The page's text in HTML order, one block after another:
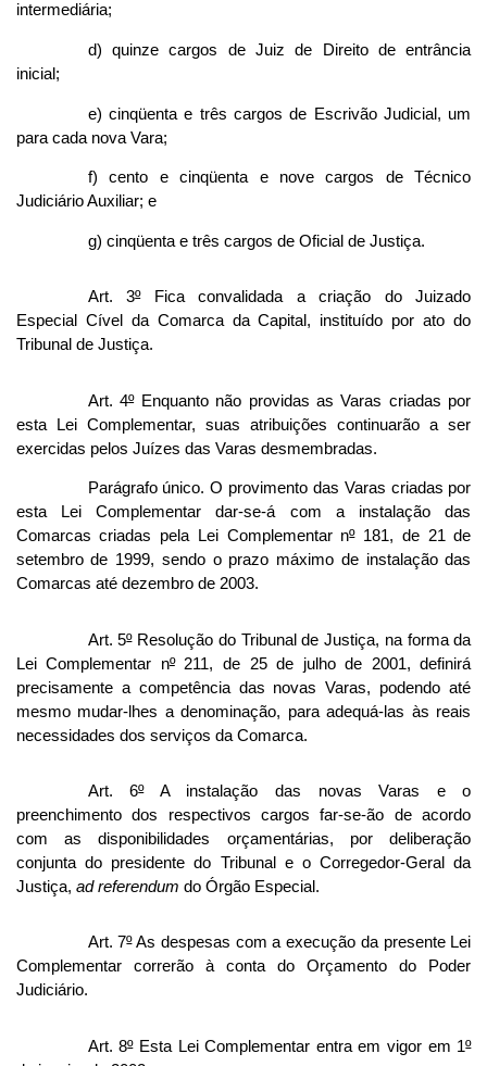
intermediária;
d) quinze cargos de Juiz de Direito de entrância
inicial;
e) cinqüenta e três cargos de Escrivão Judicial, um
para cada nova Vara;
f) cento e cinqüenta e nove cargos de Técnico
Judiciário Auxiliar; e
g) cinqüenta e três cargos de Oficial de Justiça.
Art. 3ºFica convalidada a criação do Juizado
Especial Cível da Comarca da Capital, instituído por ato do
Tribunal de Justiça.
Art. 4ºEnquanto não providas as Varas criadas por
esta Lei Complementar, suas atribuições continuarão a ser
exercidas pelos Juízes das Varas desmembradas.
Parágrafo único. O provimento das Varas criadas por
esta Lei Complementar dar-se-á com a instalação das
Comarcas criadas pela Lei Complementar nº181, de 21 de
setembro de 1999, sendo o prazo máximo de instalação das
Comarcas até dezembro de 2003.
Art. 5ºResolução do Tribunal de Justiça, na forma da
Lei Complementar nº211, de 25 de julho de 2001, definirá
precisamente a competência das novas Varas, podendo até
mesmo mudar-lhes a denominação, para adequá-las às reais
necessidades dos serviços da Comarca.
Art. 6ºA instalação das novas Varas e o
preenchimento dos respectivos cargos far-se-ão de acordo
com as disponibilidades orçamentárias, por deliberação
conjunta do presidente do Tribunal e o Corregedor-Geral da
Justiça, ad referendum do Órgão Especial.
Art. 7ºAs despesas com a execução da presente Lei
Complementar correrão à conta do Orçamento do Poder
Judiciário.
Art. 8ºEsta Lei Complementar entra em vigor em 1º